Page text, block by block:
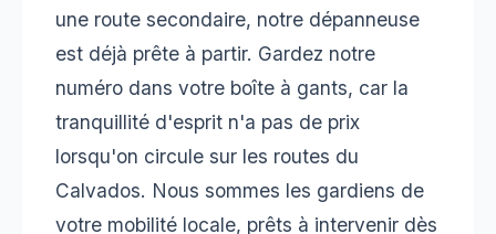
une route secondaire, notre dépanneuse
est déjà prête à partir. Gardez notre
numéro dans votre boîte à gants, car la
tranquillité d'esprit n'a pas de prix
lorsqu'on circule sur les routes du
Calvados. Nous sommes les gardiens de
votre mobilité locale, prêts à intervenir dès